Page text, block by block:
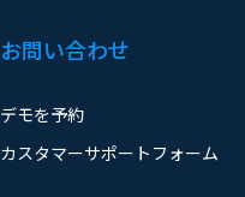
お問い合わせ
デモを予約
カスタマーサポートフォーム